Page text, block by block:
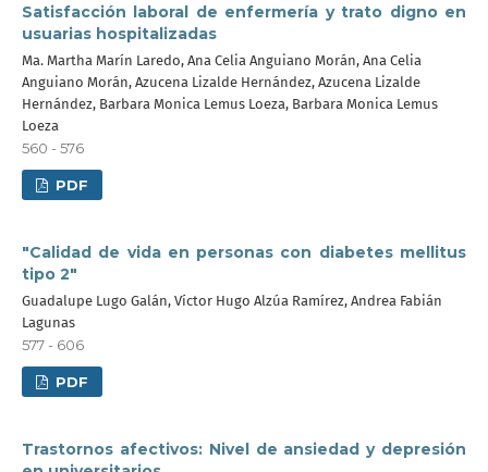
Satisfacción laboral de enfermería y trato digno en
usuarias hospitalizadas
Ma. Martha Marín Laredo, Ana Celia Anguiano Morán, Ana Celia
Anguiano Morán, Azucena Lizalde Hernández, Azucena Lizalde
Hernández, Barbara Monica Lemus Loeza, Barbara Monica Lemus
Loeza
560 - 576
PDF
"Calidad de vida en personas con diabetes mellitus
tipo 2"
Guadalupe Lugo Galán, Víctor Hugo Alzúa Ramírez, Andrea Fabián
Lagunas
577 - 606
PDF
Trastornos afectivos: Nivel de ansiedad y depresión